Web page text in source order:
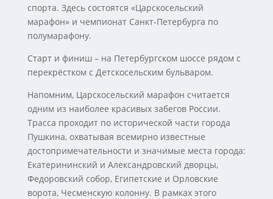
спорта. Здесь состоятся «Царскосельский
марафон» и чемпионат Санкт‑Петербурга по
полумарафону.
Старт и финиш – на Петербургском шоссе рядом с
перекрёстком с Детскосельским бульваром.
Напомним, Царскосельский марафон считается
одним из наиболее красивых забегов России.
Трасса проходит по исторической части города
Пушкина, охватывая всемирно известные
достопримечательности и значимые места города:
Екатерининский и Александровский дворцы,
Федоровский собор, Египетские и Орловские
ворота, Чесменскую колонну. В рамках этого